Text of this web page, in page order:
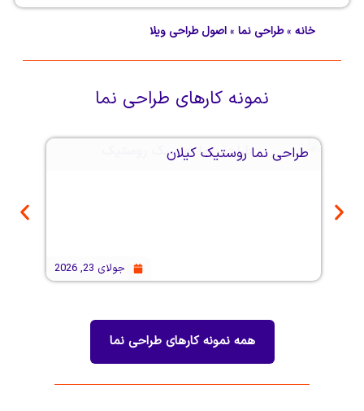
»طراحی نما»اصول طراحی ویلا
نمونه کارهایطراحی نما
طراحی نما روستیک کیلان
جولای 23, 2026
همه نمونه کارهایطراحی نما